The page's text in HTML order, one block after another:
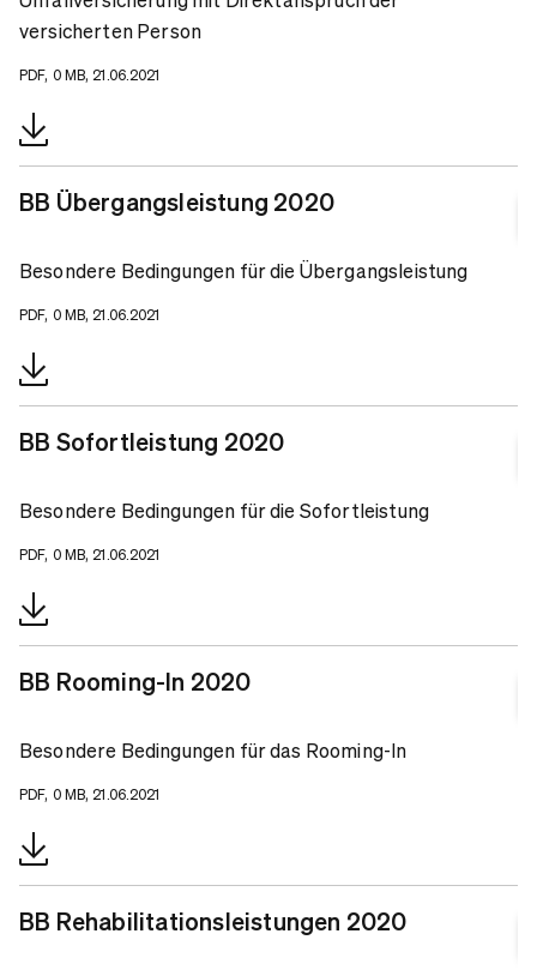
versicherten Person
PDF, 0 MB, 21.06.2021
BB Übergangsleistung 2020
Besondere Bedingungen für die Übergangsleistung
PDF, 0 MB, 21.06.2021
BB Sofortleistung 2020
Besondere Bedingungen für die Sofortleistung
PDF, 0 MB, 21.06.2021
BB Rooming-In 2020
Besondere Bedingungen für das Rooming-In
PDF, 0 MB, 21.06.2021
BB Rehabilitationsleistungen 2020